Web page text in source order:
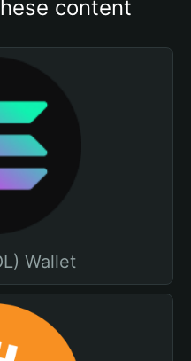
content
Wallet